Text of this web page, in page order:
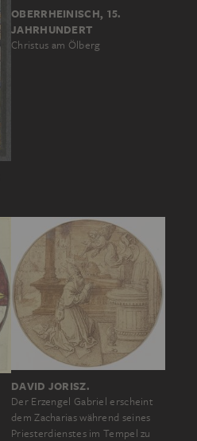
OBERRHEINISCH, 15.
JAHRHUNDERT
Christus am Ölberg
DAVID JORISZ.
Der Erzengel Gabriel erscheint
dem Zacharias während seines
Priesterdienstes im Tempel zu